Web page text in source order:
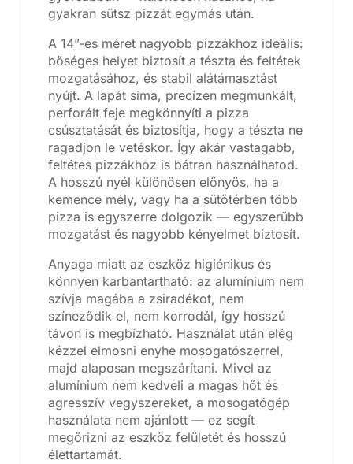
gyakran sütsz pizzát egymás után.
A 14”-es méret nagyobb pizzákhoz ideális:
bőséges helyet biztosít a tészta és feltétek
mozgatásához, és stabil alátámasztást
nyújt. A lapát sima, precízen megmunkált,
perforált feje megkönnyíti a pizza
csúsztatását és biztosítja, hogy a tészta ne
ragadjon le vetéskor. Így akár vastagabb,
feltétes pizzákhoz is bátran használhatod.
A hosszú nyél különösen előnyös, ha a
kemence mély, vagy ha a sütőtérben több
pizza is egyszerre dolgozik — egyszerűbb
mozgatást és nagyobb kényelmet biztosít.
Anyaga miatt az eszköz higiénikus és
könnyen karbantartható: az alumínium nem
szívja magába a zsiradékot, nem
színeződik el, nem korrodál, így hosszú
távon is megbízható. Használat után elég
kézzel elmosni enyhe mosogatószerrel,
majd alaposan megszárítani. Mivel az
alumínium nem kedveli a magas hőt és
agresszív vegyszereket, a mosogatógép
használata nem ajánlott — ez segít
megőrizni az eszköz felületét és hosszú
élettartamát.